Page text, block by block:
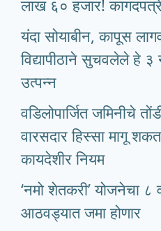
लाख ६० हजार!
यंदा सोयाबीन, कापूस
विद्यापीठाने सुचवलेले हे
उत्पन्न
वडिलोपार्जित जमिनीचे
वारसदार हिस्सा मागू
कायदेशीर नियम
‘नमो शेतकरी’ योजनेचा ८
आठवड्यात जमा होणार